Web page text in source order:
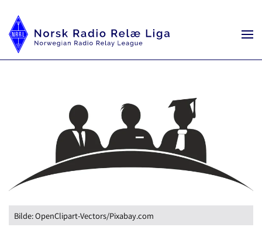
Bilde: OpenClipart-Vectors/Pixabay.com